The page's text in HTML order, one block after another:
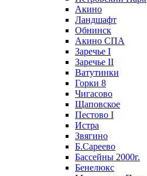
Акино
Ландшафт
Обнинск
Акино СПА
Заречье I
Заречье II
Ватутинки
Горки 8
Чигасово
Щаповское
Пестово I
Истра
Звягино
Б.Сареево
Бассейны 2000г.
Бенелюкс